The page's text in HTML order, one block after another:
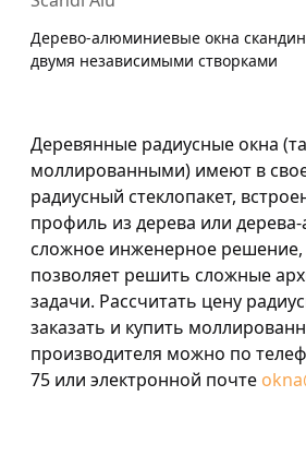
Дерево-алюминиевые окна
двумя независимыми створками
Деревянные радиусные окна
моллированными) имеют в
радиусный стеклопакет,
профиль из дерева или
сложное инженерное решение,
позволяет решить сложные
задачи. Рассчитать цену
заказать и купить
производителя можно по
75 или электронной почте